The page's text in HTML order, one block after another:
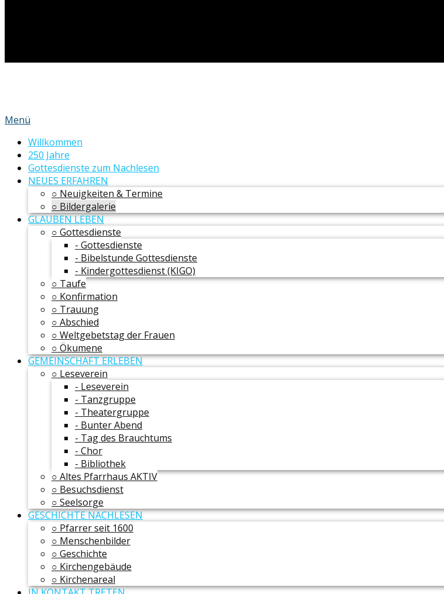
Menü
Willkommen
250 Jahre
Gottesdienste zum Nachlesen
NEUES ERFAHREN
○ Neuigkeiten & Termine
○ Bildergalerie
GLAUBEN LEBEN
○ Gottesdienste
- Gottesdienste
- Bibelstunde Gottesdienste
- Kindergottesdienst (KIGO)
○ Taufe
○ Konfirmation
○ Trauung
○ Abschied
○ Weltgebetstag der Frauen
○ Ökumene
GEMEINSCHAFT ERLEBEN
○ Leseverein
- Leseverein
- Tanzgruppe
- Theatergruppe
- Bunter Abend
- Tag des Brauchtums
- Chor
- Bibliothek
○ Altes Pfarrhaus AKTIV
○ Besuchsdienst
○ Seelsorge
GESCHICHTE NACHLESEN
○ Pfarrer seit 1600
○ Menschenbilder
○ Geschichte
○ Kirchengebäude
○ Kirchenareal